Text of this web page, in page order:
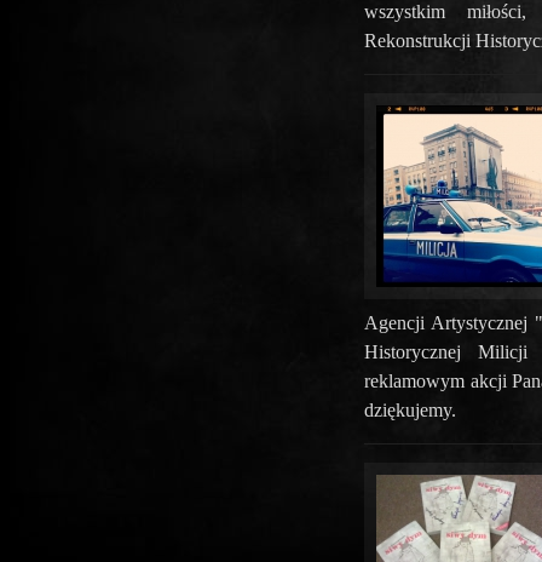
wszystkim
Rekonstrukcji
Agencji Artystycznej
Historycznej
reklamowym akcji
dziękujemy.